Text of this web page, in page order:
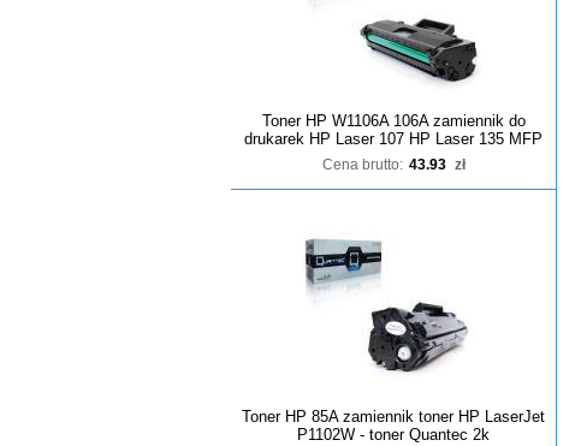
Toner HP W1106A 106A zamiennik do
drukarek HP Laser 107 HP Laser 135 MFP
Cena brutto: 43.93 zł
Toner HP 85A zamiennik toner HP LaserJet
P1102W - toner Quantec 2k